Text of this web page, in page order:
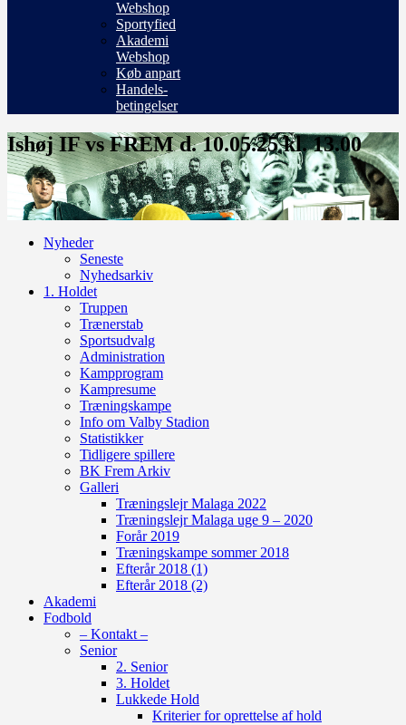
Webshop
Sportyfied
Akademi
Webshop
Køb anpart
Handels-
betingelser
Ishøj IF vs FREM d. 10.05.25 kl. 13.00
Nyheder
Seneste
Nyhedsarkiv
1. Holdet
Truppen
Trænerstab
Sportsudvalg
Administration
Kampprogram
Kampresume
Træningskampe
Info om Valby Stadion
Statistikker
Tidligere spillere
BK Frem Arkiv
Galleri
Træningslejr Malaga 2022
Træningslejr Malaga uge 9 – 2020
Forår 2019
Træningskampe sommer 2018
Efterår 2018 (1)
Efterår 2018 (2)
Akademi
Fodbold
– Kontakt –
Senior
2. Senior
3. Holdet
Lukkede Hold
Kriterier for oprettelse af hold